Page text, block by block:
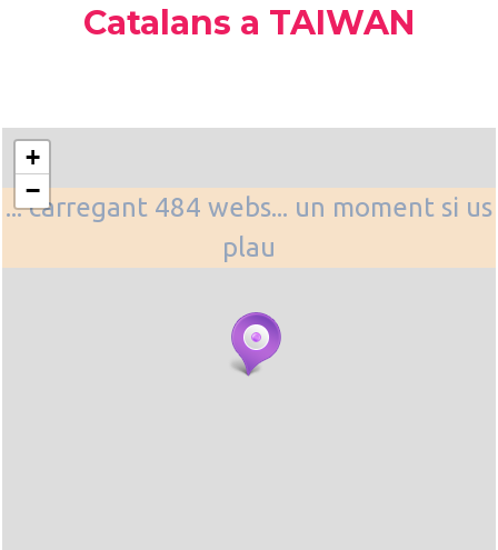
Catalans a TAIWAN
... carregant 484 webs... un moment si us
plau
+
−